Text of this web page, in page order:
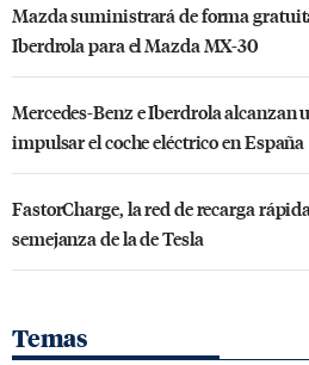
Mazda suministrará de forma
Iberdrola para el Mazda MX-30
Mercedes-Benz e Iberdrola alcanzan
impulsar el coche eléctrico en España
FastorCharge, la red de recarga
semejanza de la de Tesla
Temas